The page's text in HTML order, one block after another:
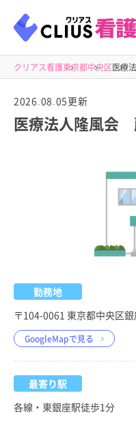
クリアス看護東京都中央区医療
2026.08.05更新
医療法人隆風会
勤務地
〒104-0061 東京都中央区
GoogleMapで見る
最寄り駅
各線・東銀座駅徒歩1分